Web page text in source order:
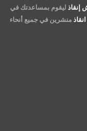
إنقاذ ليقوم بمساعدتك في
منشرين في جميع أنحاء